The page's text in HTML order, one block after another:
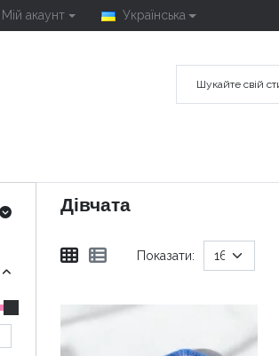
Мій акаунт Українська
Дівчата
Показати: